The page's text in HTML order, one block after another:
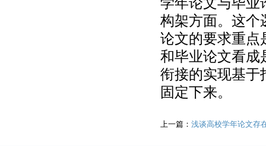
构架方面。这个
论文的要求重点
和毕业论文看成
衔接的实现基于
固定下来。
上一篇： 浅谈高校学年论文存